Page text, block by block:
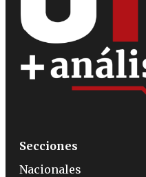
Secciones
Nacionales